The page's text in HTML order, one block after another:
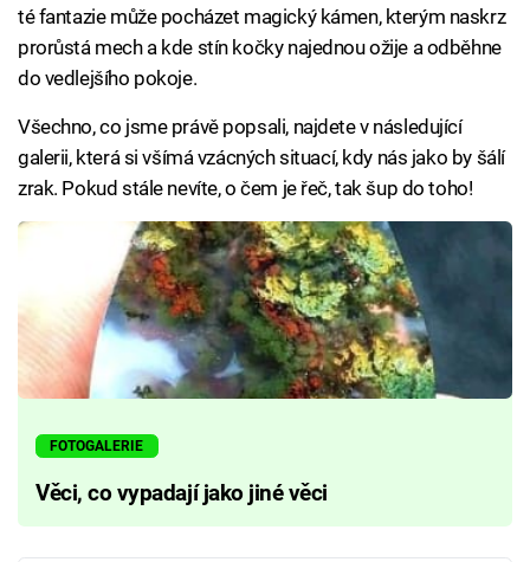
té fantazie může pocházet magický kámen, kterým naskrz
prorůstá mech a kde stín kočky najednou ožije a odběhne
do vedlejšího pokoje.
Všechno, co jsme právě popsali, najdete v následující
galerii, která si všímá vzácných situací, kdy nás jako by šálí
zrak. Pokud stále nevíte, o čem je řeč, tak šup do toho!
FOTOGALERIE
Věci, co vypadají jako jiné věci